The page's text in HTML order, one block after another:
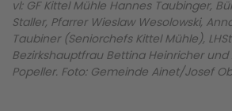
vl: GF Kittel Mühle Hannes Taubinger,
Staller, Pfarrer Wieslaw Wesolowski,
Taubiner (Seniorchefs Kittel Mühle),
Bezirkshauptfrau Bettina Heinricher und
Popeller. Foto: Gemeinde Ainet/Josef